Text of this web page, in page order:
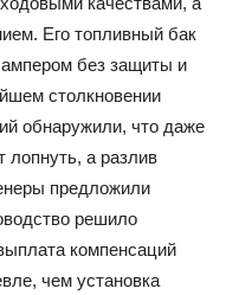
Его топливный бак
без защиты и
столкновении
обнаружили, что даже
лопнуть, а разлив
предложили
решило
компенсаций
чем установка